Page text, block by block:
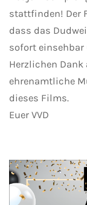
stattfinden! Der
dass das
sofort einsehbar
Herzlichen
ehrenamtliche
dieses Films.
Euer VVD